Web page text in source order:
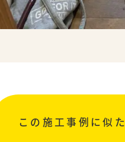
この施工事例に似た